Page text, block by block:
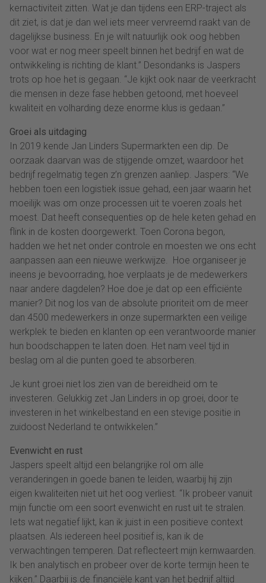
kernactiviteit zitten. Wat je dan tijdens een ERP-traject als
dit ziet, is dat je dan wel iets meer vervreemd raakt van de
dagelijkse business. En je wilt natuurlijk ook oog hebben
voor wat er nog meer speelt binnen het bedrijf en wat de
ontwikkeling is richting de klant.” Desondanks is Jaspers
trots op hoe het is gegaan. “Je kijkt ook naar de veerkracht
die mensen in deze fase hebben getoond, met hoeveel
kwaliteit en volharding deze enorme klus is gedaan.”
Groei als uitdaging
In 2019 kende Jan Linders Supermarkten een dip. De
oorzaak daarvan was de stijgende omzet, waardoor het
bedrijf regelmatig tegen z’n grenzen aanliep. Jaspers: “We
hebben toen een logistiek issue gehad, een jaar waarin het
moeilijk was om onze processen uit te voeren zoals het
moest. Dat heeft consequenties op de hele keten gehad en
flink in de kosten doorgewerkt. Toen Corona begon,
hadden we het net onder controle en moesten we ons echt
aanpassen aan een nieuwe werkwijze. Hoe organiseer je
ineens je bevoorrading, hoe verplaats je de medewerkers
naar andere dagdelen? Hoe doe je dat op een efficiënte
manier? Dit nog los van de absolute prioriteit om de meer
dan 4500 medewerkers in onze supermarkten een veilige
werkplek te bieden en klanten op een verantwoorde manier
hun boodschappen te laten doen. Het nam veel tijd in
beslag om al die punten goed te absorberen.
Je kunt groei niet los zien van de bereidheid om te
investeren. Gelukkig zet Jan Linders in op groei, door te
investeren in het winkelbestand en een stevige positie in
zuidoost Nederland te ontwikkelen.”
Evenwicht en rust
Jaspers speelt altijd een belangrijke rol om alle
veranderingen in goede banen te leiden, waarbij hij zijn
eigen kwaliteiten niet uit het oog verliest. “Ik probeer vanuit
mijn functie om een soort evenwicht en rust uit te stralen.
Iets wat negatief lijkt, kan ik juist in een positieve context
plaatsen. Als iedereen heel positief is, kan ik de
verwachtingen temperen. Dat reflecteert mijn kernwaarden.
Ik ben analytisch en probeer over de korte termijn heen te
kijken.” Daarbij is de financiële kant van het bedrijf altijd